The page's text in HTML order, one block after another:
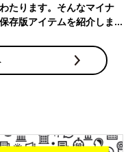
たります。そんなマイナ
存版アイテムを紹介しま